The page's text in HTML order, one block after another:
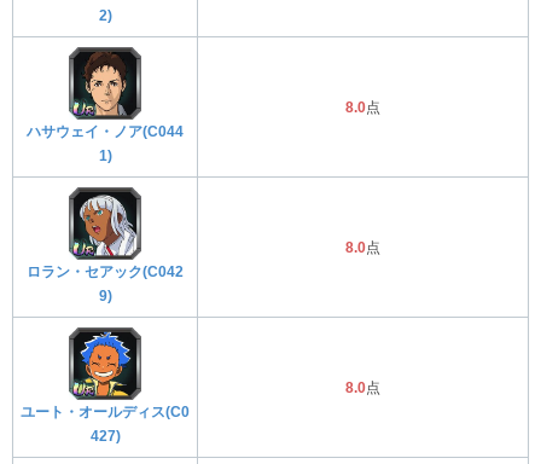
2)
ハサウェイ・ノア(C044
1)
8.0点
ロラン・セアック(C042
9)
8.0点
ユート・オールディス(C0
427)
8.0点